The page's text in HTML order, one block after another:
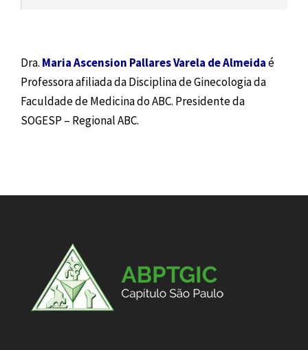
Dra. Maria Ascension Pallares Varela de Almeidaé
Professora afiliada da Disciplina de Ginecologia da
Faculdade de Medicina do ABC. Presidente da
SOGESP – Regional ABC.